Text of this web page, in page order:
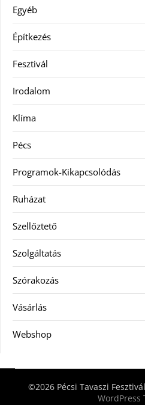
Egyéb
Építkezés
Fesztivál
Irodalom
Klíma
Pécs
Programok-Kikapcsolódás
Ruházat
Szellőztető
Szolgáltatás
Szórakozás
Vásárlás
Webshop
©2026 Pécsi Tavaszi Fesztivál
WordPress